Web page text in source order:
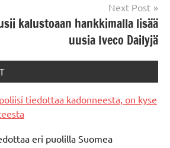
Next Post
kalustoaan hankkimalla lisää
uusia Iveco Dailyjä
tiedottaa kadonneesta, on kyse
eri puolilla Suomea